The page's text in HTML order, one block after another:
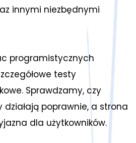
innymi niezbędnymi
programistycznych
testy
Sprawdzamy, czy
poprawnie, a strona
dla użytkowników.